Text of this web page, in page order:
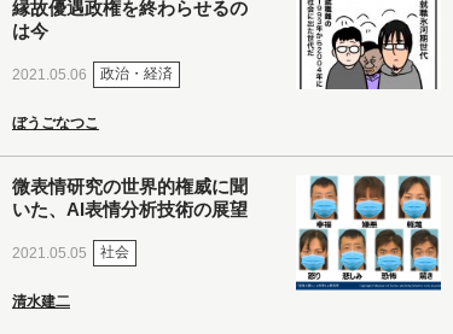
縁故優遇政権を終わらせるの
は今
2021.05.06 政治・経済
ぼうごなつこ
微表情研究の世界的権威に聞
いた、AI表情分析技術の展望
2021.05.05 社会
清水建二